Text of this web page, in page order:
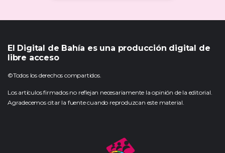
El Digital de Bahía es una producción digital de
libre acceso
©Todos los derechos compartidos.
Los artículos firmados no reflejan necesariamente la opinión de la editorial.
Agradecemos citar la fuente cuando reproduzcan este material.